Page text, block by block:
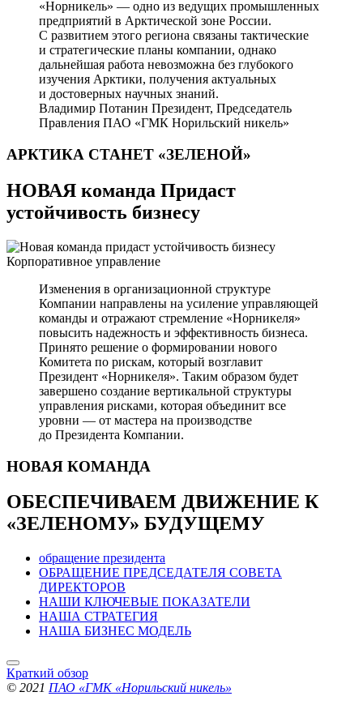
«Норникель» — одно из ведущих промышленных
предприятий в Арктической зоне России.
С развитием этого региона связаны тактические
и стратегические планы компании, однако
дальнейшая работа невозможна без глубокого
изучения Арктики, получения актуальных
и достоверных научных знаний.
Владимир Потанин Президент, Председатель
Правления ПАО «ГМК Норильский никель»
АРКТИКА СТАНЕТ «ЗЕЛЕНОЙ»
НОВАЯ команда Придаст
устойчивость бизнесу
Корпоративное управление
Изменения в организационной структуре
Компании направлены на усиление управляющей
команды и отражают стремление «Норникеля»
повысить надежность и эффективность бизнеса.
Принято решение о формировании нового
Комитета по рискам, который возглавит
Президент «Норникеля». Таким образом будет
завершено создание вертикальной структуры
управления рисками, которая объединит все
уровни — от мастера на производстве
до Президента Компании.
НОВАЯ КОМАНДА
ОБЕСПЕЧИВАЕМ ДВИЖЕНИЕ К
«ЗЕЛЕНОМУ» БУДУЩЕМУ
обращение президента
ОБРАЩЕНИЕ ПРЕДСЕДАТЕЛЯ СОВЕТА
ДИРЕКТОРОВ
НАШИ КЛЮЧЕВЫЕ ПОКАЗАТЕЛИ
НАША СТРАТЕГИЯ
НАША БИЗНЕС МОДЕЛЬ
Краткий обзор
© 2021 ПАО «ГМК «Норильский никель»